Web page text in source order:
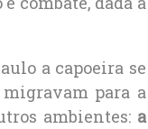
a capoeira se
para a
ambientes:a